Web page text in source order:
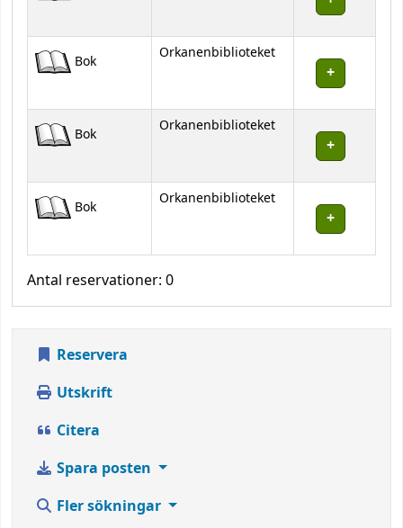
Bok Orkanenbiblioteket
Bok Orkanenbiblioteket
Bok Orkanenbiblioteket
Antal reservationer: 0
Reservera
Utskrift
Citera
Spara posten
Fler sökningar